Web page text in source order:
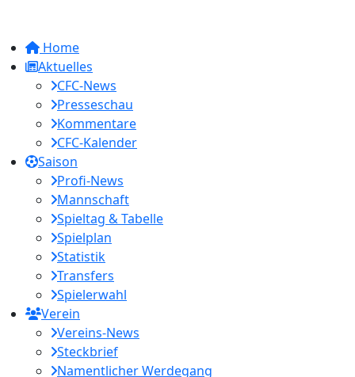
Home
Aktuelles
CFC-News
Presseschau
Kommentare
CFC-Kalender
Saison
Profi-News
Mannschaft
Spieltag & Tabelle
Spielplan
Statistik
Transfers
Spielerwahl
Verein
Vereins-News
Steckbrief
Namentlicher Werdegang